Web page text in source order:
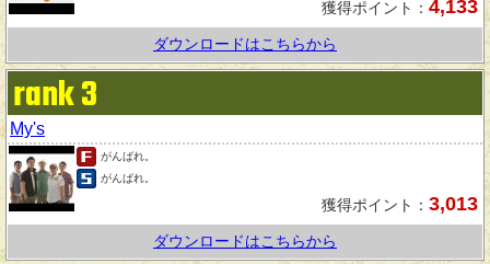
獲得ポイント： 4,133
ダウンロードはこちらから
rank 3
My's
がんばれ。
がんばれ。
獲得ポイント： 3,013
ダウンロードはこちらから